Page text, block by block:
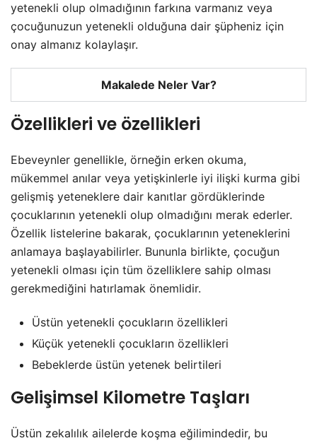
yetenekli olup olmadığının farkına varmanız veya
çocuğunuzun yetenekli olduğuna dair şüpheniz için
onay almanız kolaylaşır.
Makalede Neler Var?
Özellikleri ve özellikleri
Ebeveynler genellikle, örneğin erken okuma,
mükemmel anılar veya yetişkinlerle iyi ilişki kurma gibi
gelişmiş yeteneklere dair kanıtlar gördüklerinde
çocuklarının yetenekli olup olmadığını merak ederler.
Özellik listelerine bakarak, çocuklarının yeteneklerini
anlamaya başlayabilirler. Bununla birlikte, çocuğun
yetenekli olması için tüm özelliklere sahip olması
gerekmediğini hatırlamak önemlidir.
Üstün yetenekli çocukların özellikleri
Küçük yetenekli çocukların özellikleri
Bebeklerde üstün yetenek belirtileri
Gelişimsel Kilometre Taşları
Üstün zekalılık ailelerde koşma eğilimindedir, bu